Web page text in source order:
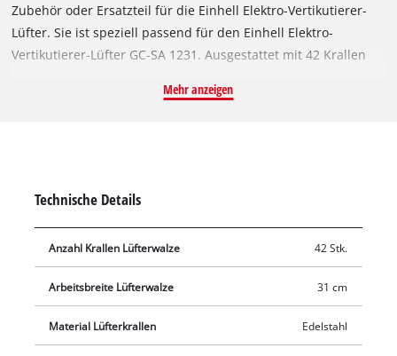
Zubehör oder Ersatzteil für die Einhell Elektro-Vertikutierer-
Lüfter. Sie ist speziell passend für den Einhell Elektro-
Vertikutierer-Lüfter GC-SA 1231. Ausgestattet mit 42 Krallen
kugelgelagerte Lüfterwalze die Oberfläche des Rasens an,
ausgebaut und die Ersatzlüfterwalze einfach eingebaut
werden. Dabei sollten unbedingt Handschuhe getragen
werden, um Verletzungen zu vermeiden.
Mehr anzeigen
Technische Details
Anzahl Krallen Lüfterwalze 42 Stk.
Arbeitsbreite Lüfterwalze 31 cm
Material Lüfterkrallen Edelstahl